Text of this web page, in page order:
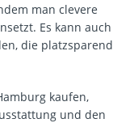
man clevere
Es kann auch
die platzsparend
kaufen,
und den